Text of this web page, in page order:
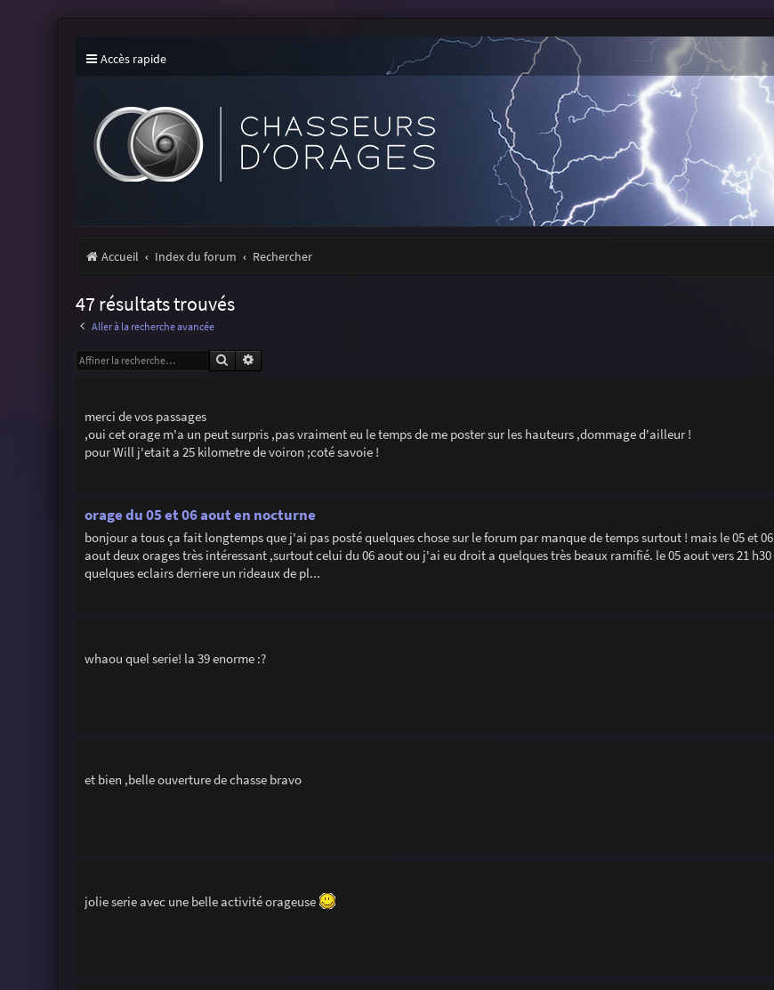
Accès rapide
Accueil Index du forum Rechercher
47 résultats trouvés
Aller à la recherche avancée
Rechercher
merci de vos passages
,oui cet orage m'a un peut surpris ,pas vraiment eu le temps de me poster sur les hauteurs ,dommage d'ailleur !
pour Will j'etait a 25 kilometre de voiron ;coté savoie !
orage du 05 et 06 aout en nocturne
bonjour a tous ça fait longtemps que j'ai pas posté quelques chose sur le forum par manque de temps surtout ! mais le 05 et 06
aout deux orages très intéressant ,surtout celui du 06 aout ou j'ai eu droit a quelques très beaux ramifié. le 05 aout vers 21 h30
quelques eclairs derriere un rideaux de pl...
whaou quel serie! la 39 enorme :?
et bien ,belle ouverture de chasse bravo
jolie serie avec une belle activité orageuse